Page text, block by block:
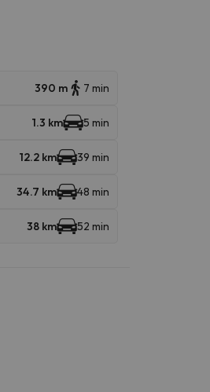
390 m 7 min
1.3 km 5 min
12.2 km 39 min
34.7 km 48 min
38 km 52 min